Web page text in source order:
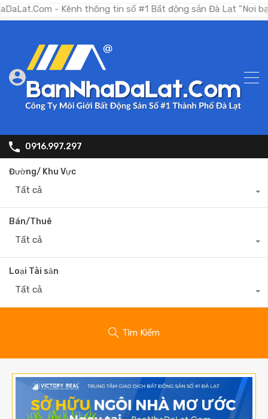
- Kênh thông tin số #1 Bất động sản Đà Lạt "Nơi bạn tìm
0916.997.297
Đường/ Khu Vực
Tất cả
Bán/Thuê
Tất cả
Loại Tài sản
Tất cả
Tìm Kiếm